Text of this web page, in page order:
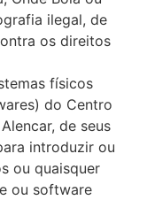
ilegal, de
os direitos
físicos
do Centro
de seus
introduzir ou
ou quaisquer
ou software